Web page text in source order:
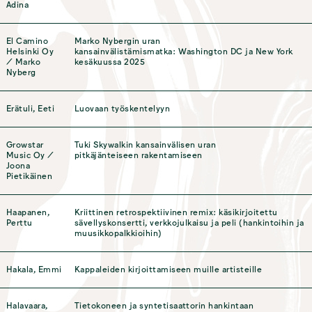
Adina
El Camino
Helsinki Oy
/ Marko
Nyberg
Marko Nybergin uran
kansainvälistämismatka: Washington DC ja New York
kesäkuussa 2025
Erätuli, Eeti Luovaan työskentelyyn
Growstar
Music Oy /
Joona
Pietikäinen
Tuki Skywalkin kansainvälisen uran
pitkäjänteiseen rakentamiseen
Haapanen,
Perttu
Kriittinen retrospektiivinen remix: käsikirjoitettu
sävellyskonsertti, verkkojulkaisu ja peli (hankintoihin ja
muusikkopalkkioihin)
Hakala, Emmi Kappaleiden kirjoittamiseen muille artisteille
Halavaara,
Tietokoneen ja syntetisaattorin hankintaan